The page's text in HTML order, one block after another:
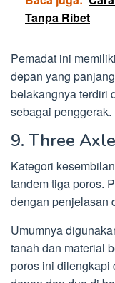
Tanpa Ribet
Pemadat ini
depan yang
belakangnya terdiri
sebagai penggerak.
9. Three
Kategori
tandem tiga poros.
dengan penjelasan
Umumnya
tanah dan material
poros ini dilengkapi